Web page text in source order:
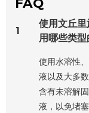
1
使用文丘
用哪些类
使用水溶性
液以及大多
含有未溶解
液，以免堵